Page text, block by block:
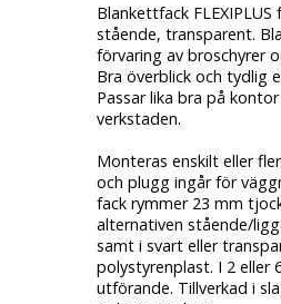
Blankettfack
stående, transparent.
förvaring av broschyrer
Bra överblick och tydlig
Passar lika bra på
verkstaden.
Monteras enskilt eller
och plugg ingår för
fack rymmer 23 mm
alternativen stående/
samt i svart eller
polystyrenplast. I 2 eller
utförande. Tillverkad i